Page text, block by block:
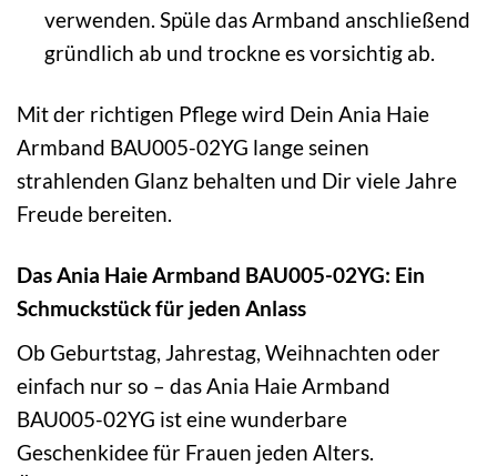
verwenden. Spüle das Armband anschließend
gründlich ab und trockne es vorsichtig ab.
Mit der richtigen Pflege wird Dein Ania Haie
Armband BAU005-02YG lange seinen
strahlenden Glanz behalten und Dir viele Jahre
Freude bereiten.
Das Ania Haie Armband BAU005-02YG: Ein
Schmuckstück für jeden Anlass
Ob Geburtstag, Jahrestag, Weihnachten oder
einfach nur so – das Ania Haie Armband
BAU005-02YG ist eine wunderbare
Geschenkidee für Frauen jeden Alters.